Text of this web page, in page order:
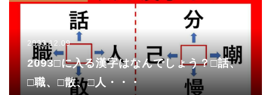
2023.12.09
2093□に入る漢字はなんでしょう？□話、
□職、□散、□人・・・